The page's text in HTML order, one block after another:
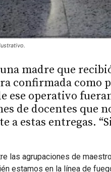
madre que
confirmada como
ese operativo
de docentes que
a estas entregas.
las agrupaciones de
estamos en la línea de